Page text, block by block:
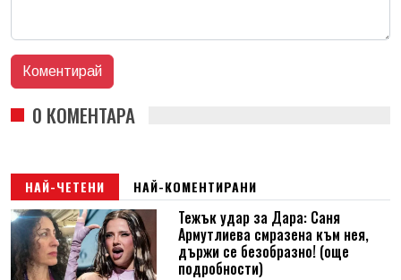
0 КОМЕНТАРА
НАЙ-ЧЕТЕНИ НАЙ-КОМЕНТИРАНИ
Тежък удар за Дара: Саня
Армутлиева смразена към нея,
държи се безобразно! (още
подробности)